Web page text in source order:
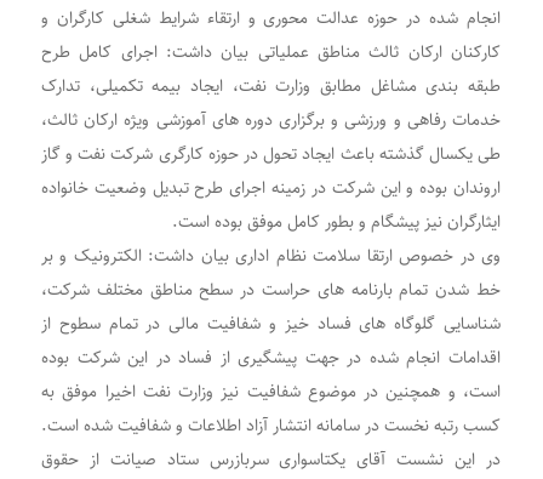
انجام شده در حوزه عدالت محوری و ارتقاء شرایط شغلی کارگران و
کارکنان ارکان ثالث مناطق عملیاتی بیان داشت: اجرای کامل طرح
طبقه بندی مشاغل مطابق وزارت نفت، ایجاد بیمه تکمیلی، تدارک
خدمات رفاهی و ورزشی و برگزاری دوره های آموزشی ویژه ارکان ثالث،
طی یکسال گذشته باعث ایجاد تحول در حوزه کارگری شرکت نفت و گاز
اروندان بوده و این شرکت در زمینه اجرای طرح تبدیل وضعیت خانواده
ایثارگران نیز پیشگام و بطور کامل موفق بوده است.
وی در خصوص ارتقا سلامت نظام اداری بیان داشت: الکترونیک و بر
خط شدن تمام بارنامه های حراست در سطح مناطق مختلف شرکت،
شناسایی گلوگاه های فساد خیز و شفافیت مالی در تمام سطوح از
اقدامات انجام شده در جهت پیشگیری از فساد در این شرکت بوده
است، و همچنین در موضوع شفافیت نیز وزارت نفت اخیرا موفق به
کسب رتبه نخست در سامانه انتشار آزاد اطلاعات و شفافیت شده است.
در این نشست آقای یکتاسواری سربازرس ستاد صیانت از حقوق